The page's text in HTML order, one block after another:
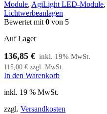
Module, AgiLight LED-Module,
Lichtwerbeanlagen
Bewertet mit0 von 5
Auf Lager
136,85 €
115,00 € zzgl. MwSt.
In den Warenkorb
inkl. 19 % MwSt.
zzgl. Versandkosten